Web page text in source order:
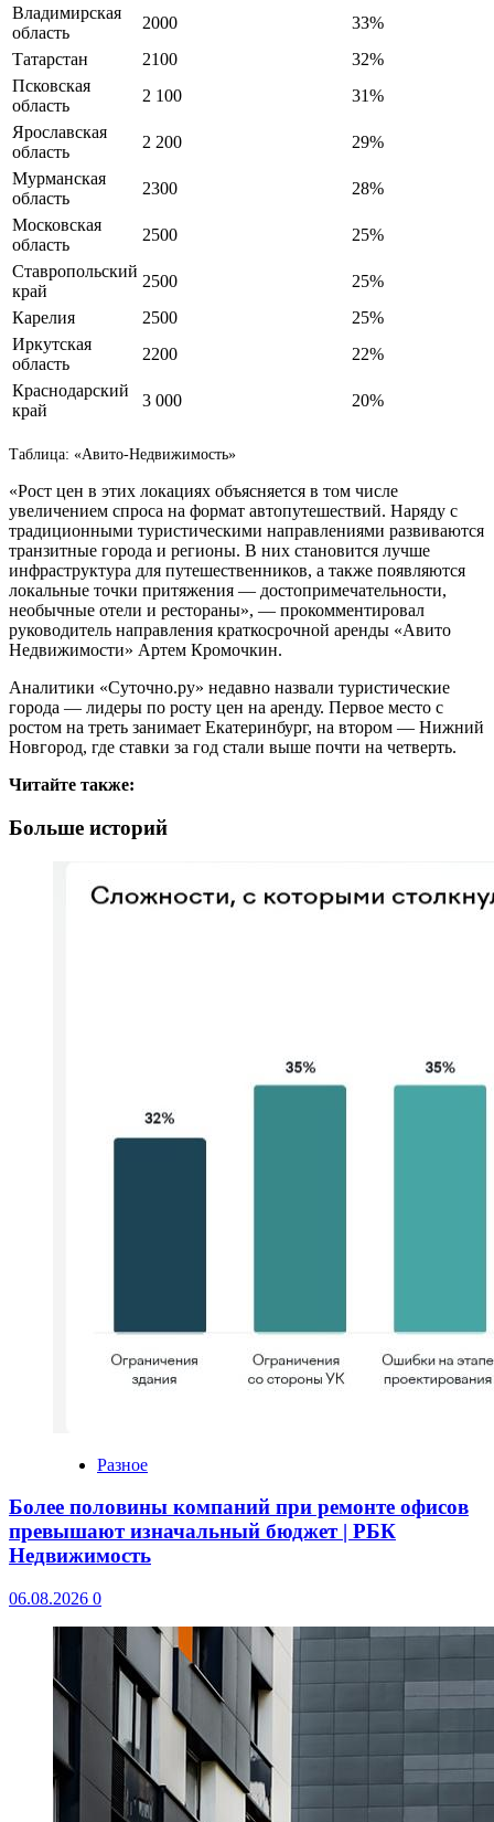
Владимирская
область
2000
33%
Татарстан
2100
32%
Псковская
область
2 100
31%
Ярославская
область
2 200
29%
Мурманская
область
2300
28%
Московская
область
2500
25%
Ставропольский
край
2500
25%
Карелия
2500
25%
Иркутская
область
2200
22%
Краснодарский
край
3 000 20%
Таблица: «Авито-Недвижимость»
«Рост цен в этих локациях объясняется в том числе
увеличением спроса на формат автопутешествий. Наряду с
традиционными туристическими направлениями развиваются
транзитные города и регионы. В них становится лучше
инфраструктура для путешественников, а также появляются
локальные точки притяжения — достопримечательности,
необычные отели и рестораны», — прокомментировал
руководитель направления краткосрочной аренды «Авито
Недвижимости» Артем Кромочкин.
Аналитики «Суточно.ру» недавно назвали туристические
города — лидеры по росту цен на аренду. Первое место с
ростом на треть занимает Екатеринбург, на втором — Нижний
Новгород, где ставки за год стали выше почти на четверть.
Читайте также:
Больше историй
Разное
Более половины компаний при ремонте офисов
превышают изначальный бюджет | РБК
Недвижимость
06.08.2026 0